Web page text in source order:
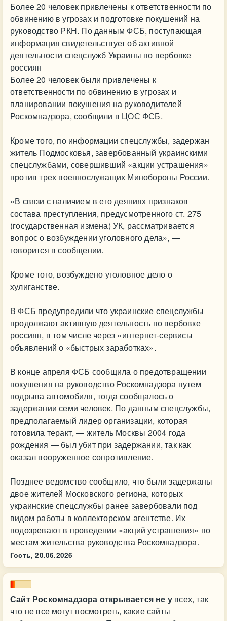
Более 20 человек привлечены к ответственности по
обвинению в угрозах и подготовке покушений на
руководство РКН. По данным ФСБ, поступающая
информация свидетельствует об активной
деятельности спецслужб Украины по вербовке
россиян
Более 20 человек были привлечены к
ответственности по обвинению в угрозах и
планировании покушения на руководителей
Роскомнадзора, сообщили в ЦОС ФСБ.
Кроме того, по информации спецслужбы, задержан
житель Подмосковья, завербованный украинскими
спецслужбами, совершивший «акции устрашения»
против трех военнослужащих Минобороны России.
«В связи с наличием в его деяниях признаков
состава преступления, предусмотренного ст. 275
(государственная измена) УК, рассматривается
вопрос о возбуждении уголовного дела», —
говорится в сообщении.
Кроме того, возбуждено уголовное дело о
хулиганстве.
В ФСБ предупредили что украинские спецслужбы
продолжают активную деятельность по вербовке
россиян, в том числе через «интернет-сервисы
объявлений о «быстрых заработках».
В конце апреля ФСБ сообщила о предотвращении
покушения на руководство Роскомнадзора путем
подрыва автомобиля, тогда сообщалось о
задержании семи человек. По данным спецслужбы,
предполагаемый лидер организации, которая
готовила теракт, — житель Москвы 2004 года
рождения — был убит при задержании, так как
оказал вооруженное сопротивление.
Позднее ведомство сообщило, что были задержаны
двое жителей Московского региона, которых
украинские спецслужбы ранее завербовали под
видом работы в коллекторском агентстве. Их
подозревают в проведении «акций устрашения» по
местам жительства руководства Роскомнадзора.
Гость, 20.06.2026
Сайт Роскомнадзора открывается не у всех, так
что не все могут посмотреть, какие сайты